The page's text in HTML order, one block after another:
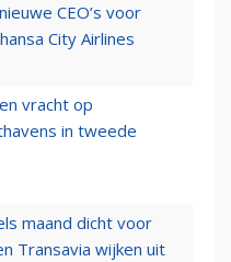
CEO’s voor
City Airlines
vracht op
in tweede
maand dicht voor
Transavia wijken uit